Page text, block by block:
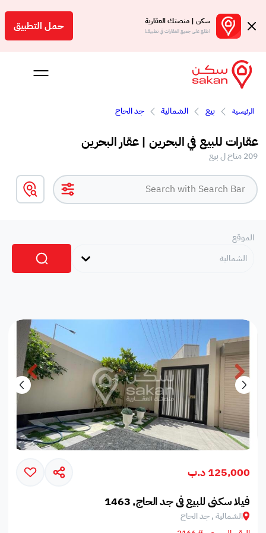
سكن | منصتك العقارية
اطلع على جميع العقارات في تطبيقنا حمل التطبيق
بالعمولة
الرئيسية بيع الشمالية جد الحاج
عقارات للبيع في البحرين | عقار البحرين
209 متاح ل بيع
الموقع
الشمالية
125,000 د.ب
فيلا سكني للبيع في جد الحاج, 1463
الشمالية , جد الحاج